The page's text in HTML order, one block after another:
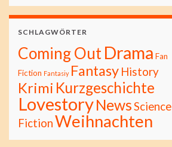
SCHLAGWÖRTER
Coming OutDrama Fan
Fiction Fantasiy Fantasy History
Krimi Kurzgeschichte
LovestoryNewsScience
FictionWeihnachten